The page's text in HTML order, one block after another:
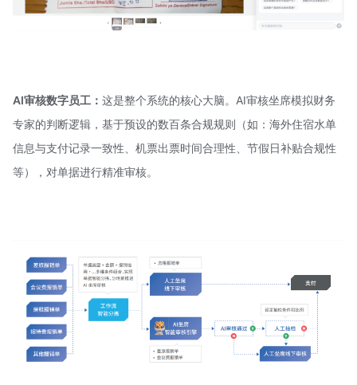
AI审核数字员工： 这是整个系统的核心大脑。AI审核坐席模拟财务
专家的判断逻辑，基于预设的数百条合规规则（如：海外住宿水单
信息与支付记录一致性、机票出票时间合理性、节假日补贴合规性
等），对单据进行精准审核。